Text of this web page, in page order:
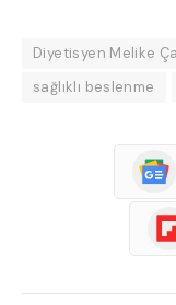
Diyetisyen Melike
sağlıklı beslenme